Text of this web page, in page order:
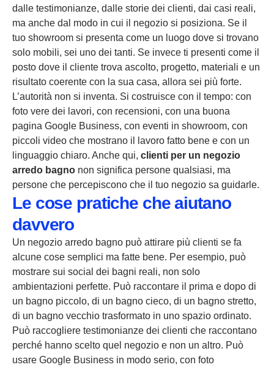
dalle testimonianze, dalle storie dei clienti, dai casi reali,
ma anche dal modo in cui il negozio si posiziona. Se il
tuo showroom si presenta come un luogo dove si trovano
solo mobili, sei uno dei tanti. Se invece ti presenti come il
posto dove il cliente trova ascolto, progetto, materiali e un
risultato coerente con la sua casa, allora sei più forte.
L’autorità non si inventa. Si costruisce con il tempo: con
foto vere dei lavori, con recensioni, con una buona
pagina Google Business, con eventi in showroom, con
piccoli video che mostrano il lavoro fatto bene e con un
linguaggio chiaro. Anche qui, clienti per un negozio
arredo bagno non significa persone qualsiasi, ma
persone che percepiscono che il tuo negozio sa guidarle.
Le cose pratiche che aiutano
davvero
Un negozio arredo bagno può attirare più clienti se fa
alcune cose semplici ma fatte bene. Per esempio, può
mostrare sui social dei bagni reali, non solo
ambientazioni perfette. Può raccontare il prima e dopo di
un bagno piccolo, di un bagno cieco, di un bagno stretto,
di un bagno vecchio trasformato in uno spazio ordinato.
Può raccogliere testimonianze dei clienti che raccontano
perché hanno scelto quel negozio e non un altro. Può
usare Google Business in modo serio, con foto